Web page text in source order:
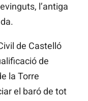
l’antiga
de Castelló
de
la Torre
el baró de tot